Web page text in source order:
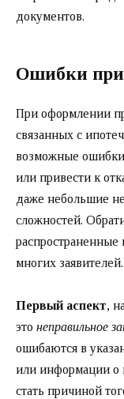
документов.
Ошибки при
При оформлении
связанных с
возможные
или привести к
даже небольшие
сложностей.
многих заявителей.
Первый аспект,
это неправильное
ошибаются в
или информации о
стать причиной